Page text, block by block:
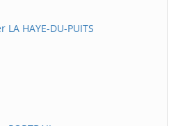
HAYE-DU-PUITS